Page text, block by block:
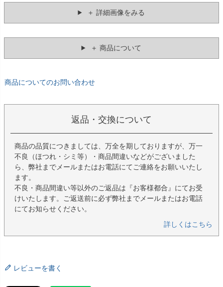
＋ 詳細画像をみる
＋ 商品について
商品についてのお問い合わせ
返品・交換について
商品の品質につきましては、万全を期しておりますが、万一
不良（ほつれ・シミ等）・商品間違いなどがございました
ら、弊社までメールまたはお電話にてご連絡をお願いいたし
ます。
不良・商品間違い等以外のご返品は『お客様都合』にてお受
けいたします。ご返送前に必ず弊社までメールまたはお電話
にてお知らせください。
詳しくはこちら
レビューを書く